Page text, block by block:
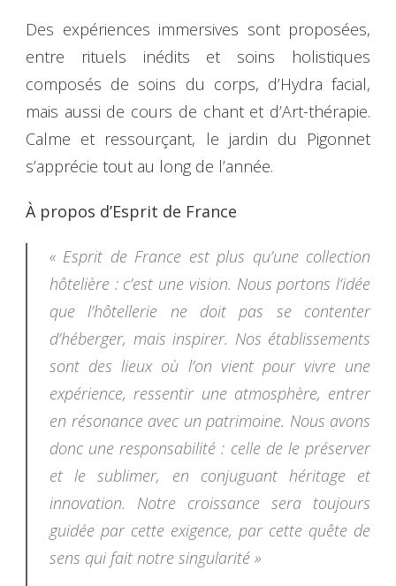
Des expériences immersives sont proposées,
entre rituels inédits et soins holistiques
composés de soins du corps, d’Hydra facial,
mais aussi de cours de chant et d’Art-thérapie.
Calme et ressourçant, le jardin du Pigonnet
s’apprécie tout au long de l’année.
À propos d’Esprit de France
« Esprit de France est plus qu’une collection
hôtelière : c’est une vision. Nous portons l’idée
que l’hôtellerie ne doit pas se contenter
d’héberger, mais inspirer. Nos établissements
sont des lieux où l’on vient pour vivre une
expérience, ressentir une atmosphère, entrer
en résonance avec un patrimoine. Nous avons
donc une responsabilité : celle de le préserver
et le sublimer, en conjuguant héritage et
innovation. Notre croissance sera toujours
guidée par cette exigence, par cette quête de
sens qui fait notre singularité »